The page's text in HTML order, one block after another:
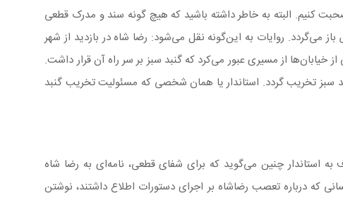
کنیم. البته به خاطر داشته باشید که هیچ گونه سند و مدرک قطعی
می‌گردد. روایات به این‌گونه نقل می‌شود: رضا شاه در بازدید از شهر
خیابان‌ها از مسیری عبور می‌کرد که گنبد سبز بر سر راه آن قرار داشت.
سبز تخریب گردد. استاندار یا همان شخصی که مسئولیت تخریب گنبد
به استاندار چنین می‌گوید که برای شفای قطعی، نامه‌ای به رضا شاه
که درباره تعصب رضاشاه بر اجرای دستورات اطلاع داشتند، نوشتن